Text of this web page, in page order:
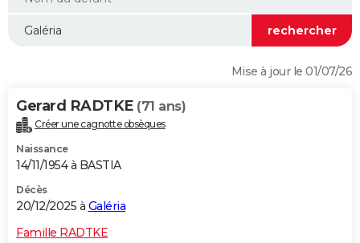
WEEK-END
Alimentation
Guide de la santé
Maladies
Médicaments
Sommeil
VOYAGE
Destinations
City break
Voyage nature
Voyage de noces
Forum
Climat
+PHOTO
GUIDES D'ACHAT
Mise à jour le 01/07/26
Gerard RADTKE (71 ans)
Créer une cagnotte obsèques
Naissance
14/11/1954 à BASTIA
Décès
20/12/2025 à Galéria
Famille RADTKE